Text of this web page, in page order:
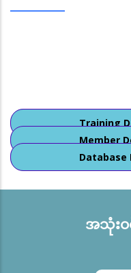
Training
Member
Database
အသုံးဝ